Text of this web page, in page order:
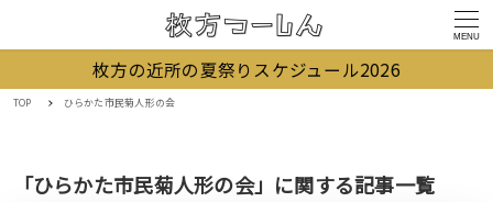
MENU
枚方の近所の夏祭りスケジュール2026
TOP ひらかた市民菊人形の会
「ひらかた市民菊人形の会」に関する記事一覧